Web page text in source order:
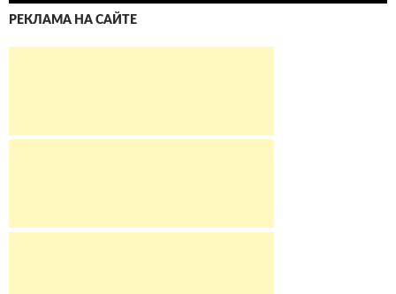
РЕКЛАМА НА САЙТЕ